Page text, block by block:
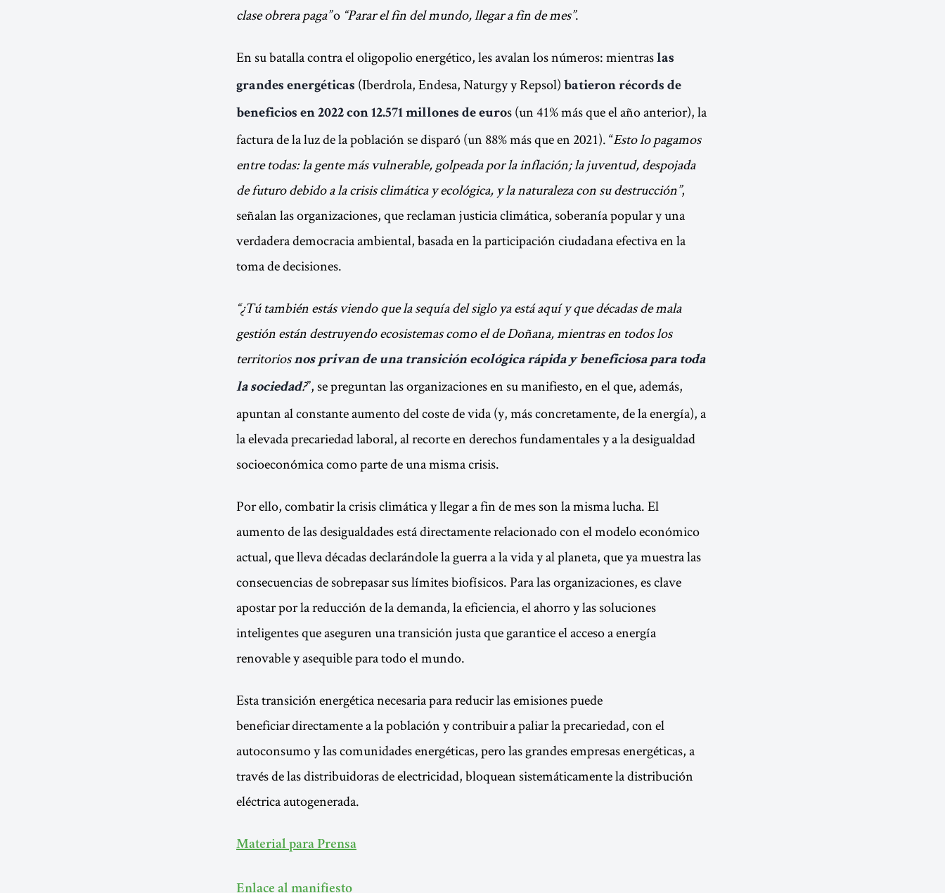
clase obrera paga”o “Parar el fin del mundo, llegar a fin de mes”.
En su batalla contra el oligopolio energético, les avalan los números: mientras las
grandes energéticas (Iberdrola, Endesa, Naturgy y Repsol) batieron récords de
beneficios en 2022 con 12.571 millones de euros (un 41% más que el año anterior)​​​​​​​, la
factura de la luz de la población se disparó (un 88% más que en 2021). “Esto lo pagamos
entre todas: la gente más vulnerable, golpeada por la inflación; la juventud, despojada
de futuro debido a la crisis climática y ecológica, y la naturaleza con su destrucción”,
señalan las organizaciones, que reclaman justicia climática, soberanía popular y una
verdadera democracia ambiental, basada en la participación ciudadana efectiva en la
toma de decisiones.
“¿Tú también estás viendo que la sequía del siglo ya está aquí y que décadas de mala
gestión están destruyendo ecosistemas como el de Doñana, mientras en todos los
territoriosnos privan de una transición ecológica rápida y beneficiosa para toda
la sociedad?”, se preguntan las organizaciones en su manifiesto, en el que, además,
apuntan al constante aumento del coste de vida (y, más concretamente, de la energía), a
la elevada precariedad laboral, al recorte en derechos fundamentales y a la desigualdad
socioeconómica como parte de una misma crisis.
Por ello, combatir la crisis climática y llegar a fin de mes son la misma lucha. El
aumento de las desigualdades está directamente relacionado con el modelo económico
actual, que lleva décadas declarándole la guerra a la vida y al planeta, que ya muestra las
consecuencias de sobrepasar sus límites biofísicos. Para las organizaciones, es clave
apostar por la reducción de la demanda, la eficiencia, el ahorro y las soluciones
inteligentes que aseguren una transición justa que garantice el acceso a energía
renovable y asequible para todo el mundo.
Esta transición energética necesaria para reducir las emisiones puede
beneficiar directamente a la población y contribuir a paliar la precariedad, con el
autoconsumo y las comunidades energéticas, pero las grandes empresas energéticas, a
través de las distribuidoras de electricidad, bloquean sistemáticamente la distribución
eléctrica autogenerada.
Material para Prensa
Enlace al manifiesto